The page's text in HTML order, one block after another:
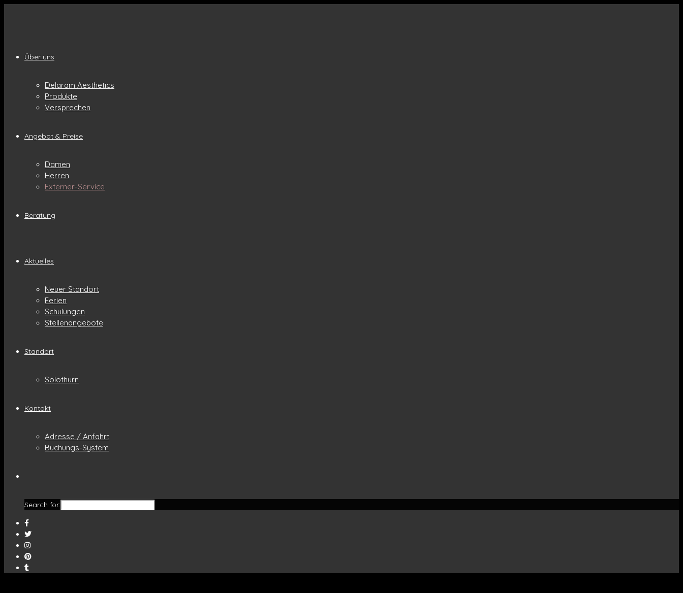
Über uns
Delaram Aesthetics
Produkte
Versprechen
Angebot & Preise
Damen
Herren
Externer-Service
Beratung
Aktuelles
Neuer Standort
Ferien
Schulungen
Stellenangebote
Standort
Solothurn
Kontakt
Adresse / Anfahrt
Buchungs-System
Search for: